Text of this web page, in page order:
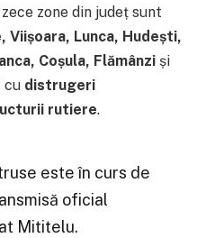
zone din județ sunt
Viișoara, Lunca, Hudești,
Coșula, Flămânzi și
cu distrugeri
rutiere.
este în curs de
oficial
Mititelu.